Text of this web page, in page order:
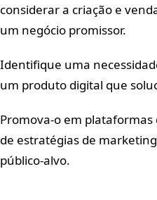
considerar a criação e
um negócio promissor.
Identifique uma
um produto digital que
Promova-o em
de estratégias de
público-alvo.